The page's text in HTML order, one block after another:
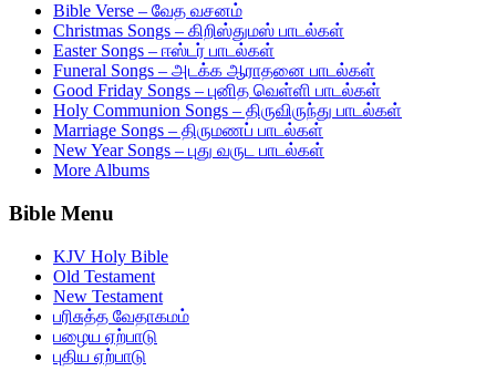
Bible Verse – வேத வசனம்
Christmas Songs – கிறிஸ்துமஸ் பாடல்கள்
Easter Songs – ஈஸ்டர் பாடல்கள்
Funeral Songs – அடக்க ஆராதனை பாடல்கள்
Good Friday Songs – புனித வெள்ளி பாடல்கள்
Holy Communion Songs – திருவிருந்து பாடல்கள்
Marriage Songs – திருமணப் பாடல்கள்
New Year Songs – புது வருட பாடல்கள்
More Albums
Bible Menu
KJV Holy Bible
Old Testament
New Testament
பரிசுத்த வேதாகமம்
பழைய ஏற்பாடு
புதிய ஏற்பாடு